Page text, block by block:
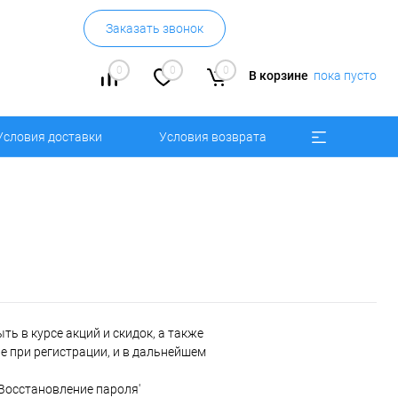
Заказать звонок
0 0 0 В корзине пока пусто
доставки Условия возврата
в курсе акций и скидок, а также
при регистрации, и в дальнейшем
пароля'